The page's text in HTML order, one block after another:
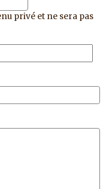
privé et ne sera pas